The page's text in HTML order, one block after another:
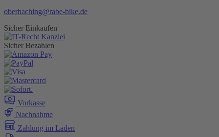
oberhaching@rabe-bike.de
Sicher Einkaufen
Sicher Bezahlen
Vorkasse
Nachnahme
Zahlung im Laden